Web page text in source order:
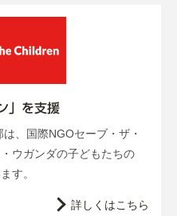
」を支援
、国際NGOセーブ・ザ・
ウガンダの子どもたちの
す。
詳しくはこちら